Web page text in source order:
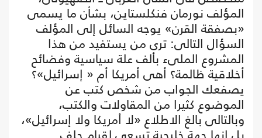
المؤلف نورمان فنكلستاين، بشأن ما يسمى
«بصفقة القرن» يوجه السائل إلى المؤلف
السؤال التالى: ترى من يستفيد من هذا
المشروع الملىء بألف علة سياسية وفضائح
أخلاقية ظالمة؟ أهى أمريكا أم « إسرائيل»؟
يصفعك الجواب من شخص كتب عن
الموضوع كثيرا من المقاولات والكتب،
وبالتالى بالغ الاطلاع «لا أمريكا ولا إسرائيل»،